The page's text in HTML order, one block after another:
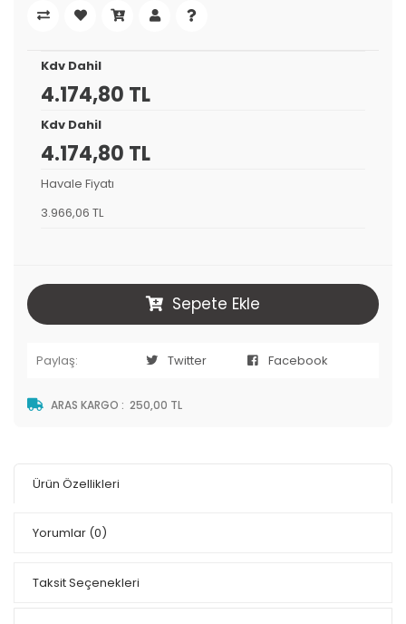
Kdv Dahil
4.174,80 TL
Kdv Dahil
4.174,80 TL
Havale Fiyatı
3.966,06 TL
Sepete Ekle
Paylaş: Twitter Facebook
ARAS KARGO : 250,00 TL
Ürün Özellikleri
Yorumlar (0)
Taksit Seçenekleri